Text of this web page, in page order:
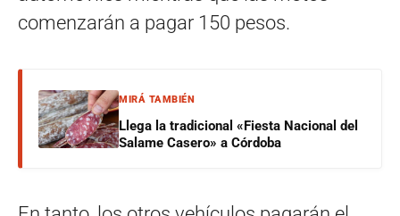
comenzarán a pagar 150 pesos.
MIRÁ TAMBIÉN
Llega la tradicional «Fiesta Nacional del
Salame Casero» a Córdoba